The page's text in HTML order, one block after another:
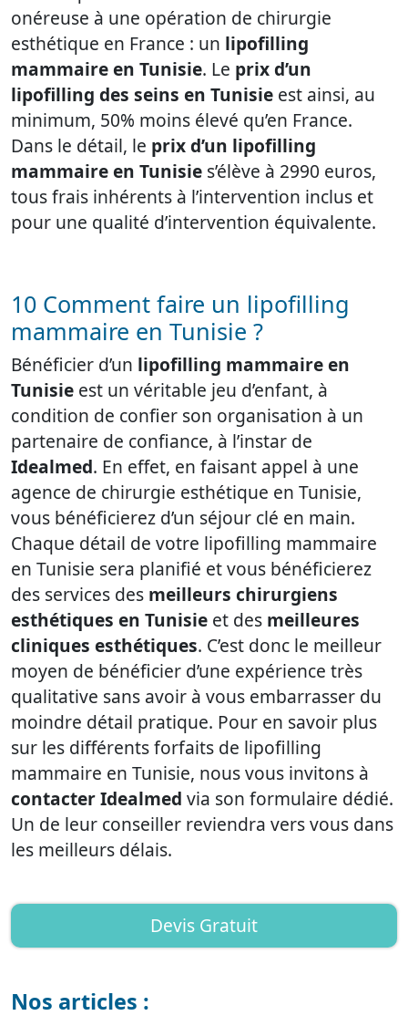
onéreuse à une opération de chirurgie
esthétique en France : un lipofilling
mammaire en Tunisie. Le prix d’un
lipofilling des seins en Tunisie est ainsi, au
minimum, 50% moins élevé qu’en France.
Dans le détail, le prix d’un lipofilling
mammaire en Tunisie s’élève à 2990 euros,
tous frais inhérents à l’intervention inclus et
pour une qualité d’intervention équivalente.
10 Comment faire un lipofilling
mammaire en Tunisie ?
Bénéficier d’un lipofilling mammaire en
Tunisie est un véritable jeu d’enfant, à
condition de confier son organisation à un
partenaire de confiance, à l’instar de
Idealmed. En effet, en faisant appel à une
agence de chirurgie esthétique en Tunisie,
vous bénéficierez d’un séjour clé en main.
Chaque détail de votre lipofilling mammaire
en Tunisie sera planifié et vous bénéficierez
des services des meilleurs chirurgiens
esthétiques en Tunisie et des meilleures
cliniques esthétiques. C’est donc le meilleur
moyen de bénéficier d’une expérience très
qualitative sans avoir à vous embarrasser du
moindre détail pratique. Pour en savoir plus
sur les différents forfaits de lipofilling
mammaire en Tunisie, nous vous invitons à
contacter Idealmed via son formulaire dédié.
Un de leur conseiller reviendra vers vous dans
les meilleurs délais.
Devis Gratuit
Nos articles :